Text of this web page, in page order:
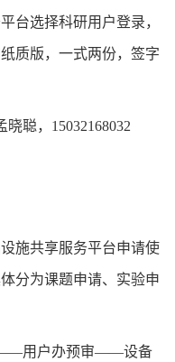
台选择科研用户登录，
质版，一式两份，签字
晓聪， 15032168032
施共享服务平台申请使
分为课题申请、实验申
——用户办预审——设备